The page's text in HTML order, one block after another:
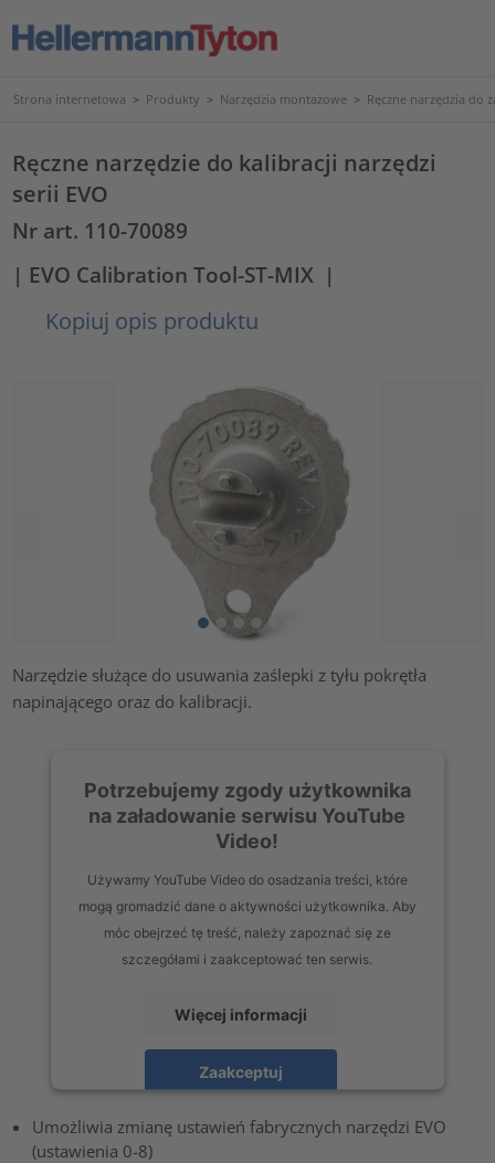
Strona internetowa > Produkty > Narzędzia montażowe > Ręczne narzędzia do
Ręczne narzędzie do kalibracji narzędzi
serii EVO
Nr art. 110-70089
| EVO Calibration Tool-ST-MIX |
Kopiuj opis produktu
Narzędzie służące do usuwania zaślepki z tyłu pokrętła
napinającego oraz do kalibracji.
Potrzebujemy zgody użytkownika
na załadowanie serwisu YouTube
Video!
Używamy YouTube Video do osadzania treści, które
mogą gromadzić dane o aktywności użytkownika. Aby
móc obejrzeć tę treść, należy zapoznać się ze
szczegółami i zaakceptować ten serwis.
Więcej informacji
Zaakceptuj
Umożliwia zmianę ustawień fabrycznych narzędzi EVO
(ustawienia 0-8)